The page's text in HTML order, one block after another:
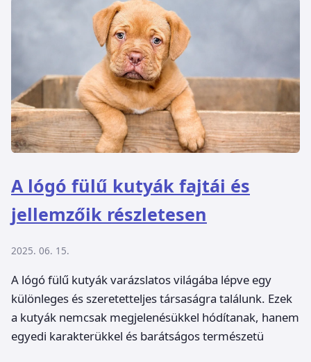
A lógó fülű kutyák fajtái és
jellemzőik részletesen
2025. 06. 15.
A lógó fülű kutyák varázslatos világába lépve egy
különleges és szeretetteljes társaságra találunk. Ezek
a kutyák nemcsak megjelenésükkel hódítanak, hanem
egyedi karakterükkel és barátságos természetü